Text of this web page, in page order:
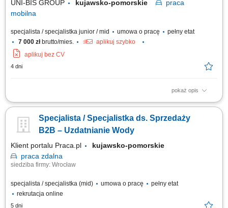
UNI-BIS GROUP kujawsko-pomorskie
praca
mobilna
specjalista / specjalistka junior / mid umowa o pracę
pełny etat
7 000 złbrutto/mies.
aplikuj szybko
aplikuj bez CV
4 dni
pokaż opis
Opis stanowiska: aktywne pozyskiwanie nowych klientów oraz rozwijanie
rozwiązań technicznych dopasowanych do potrzeb klienta,
prezentowanie oferty produktowej oraz prowadzenie spotkań
Specjalista / Specjalistka ds. Sprzedaży
B2B – Uzdatnianie Wody
Klient portalu Praca.pl
kujawsko-pomorskie
praca zdalna
siedziba firmy: Wrocław
specjalista / specjalistka (mid) umowa o pracę
pełny etat
rekrutacja online
5 dni